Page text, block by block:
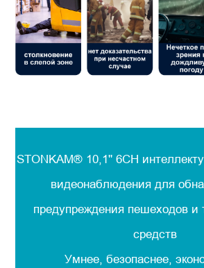
STONKAM® 10,1'' 6CH
видеонаблюдения для
предупреждения пешеходов и
средств
Умнее, безопаснее,